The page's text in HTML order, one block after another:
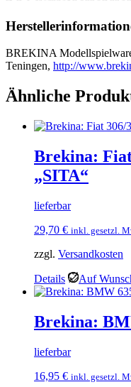
BREKINA
Teningen, http://
Ähnliche
Brekina:
„SITA“
lieferbar
29,70 € inkl. gesetzl.
zzgl. Versandkosten
Details Auf
Brekina:
lieferbar
16,95 € inkl. gesetzl.